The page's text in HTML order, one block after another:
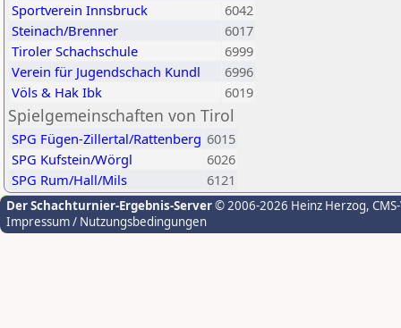
Sportverein Innsbruck
6042
Steinach/Brenner
6017
Tiroler Schachschule
6999
Verein für Jugendschach Kundl
6996
Völs & Hak Ibk
6019
Spielgemeinschaften von Tirol
SPG Fügen-Zillertal/Rattenberg 6015
SPG Kufstein/Wörgl
6026
SPG Rum/Hall/Mils
6121
Der Schachturnier-Ergebnis-Server© 2006-2026 Heinz Herzog,
Impressum / Nutzungsbedingungen